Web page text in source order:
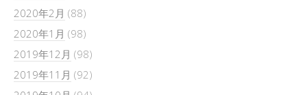
2020年2月 (88)
2020年1月 (98)
2019年12月 (98)
2019年11月 (92)